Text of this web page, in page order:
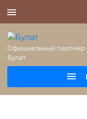
Официальный партнер
Булат